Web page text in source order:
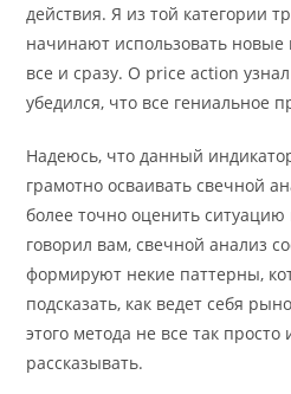
действия. Я из той категории
начинают использовать
все и сразу. О price action
убедился, что все гениальное
Надеюсь, что данный
грамотно осваивать свечной
более точно оценить
говорил вам, свечной анализ
формируют некие паттерны,
подсказать, как ведет себя
этого метода не все так просто
рассказывать.